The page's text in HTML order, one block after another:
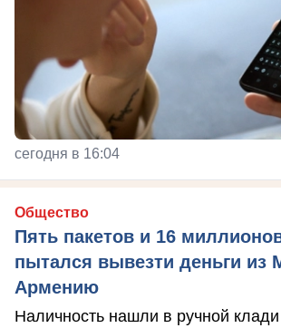
сегодня в 16:04
Общество
Пять пакетов и 16
пытался вывезти деньги из
Армению
Наличность нашли в ручной